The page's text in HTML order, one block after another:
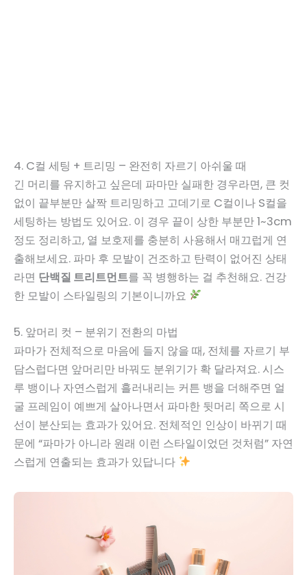
4. C컬 세팅 + 트리밍 – 완전히 자르기 아쉬울 때
긴 머리를 유지하고 싶은데 파마만 실패한 경우라면, 큰 컷
없이 끝부분만 살짝 트리밍하고 고데기로 C컬이나 S컬을
세팅하는 방법도 있어요. 이 경우 끝이 상한 부분만 1~3cm
정도 정리하고, 열 보호제를 충분히 사용해서 매끄럽게 연
출해보세요. 파마 후 모발이 건조하고 탄력이 없어진 상태
라면 단백질 트리트먼트를 꼭 병행하는 걸 추천해요. 건강
한 모발이 스타일링의 기본이니까요
5. 앞머리 컷 – 분위기 전환의 마법
파마가 전체적으로 마음에 들지 않을 때, 전체를 자르기 부
담스럽다면 앞머리만 바꿔도 분위기가 확 달라져요. 시스
루 뱅이나 자연스럽게 흘러내리는 커튼 뱅을 더해주면 얼
굴 프레임이 예쁘게 살아나면서 파마한 뒷머리 쪽으로 시
선이 분산되는 효과가 있어요. 전체적인 인상이 바뀌기 때
문에 “파마가 아니라 원래 이런 스타일이었던 것처럼” 자연
스럽게 연출되는 효과가 있답니다